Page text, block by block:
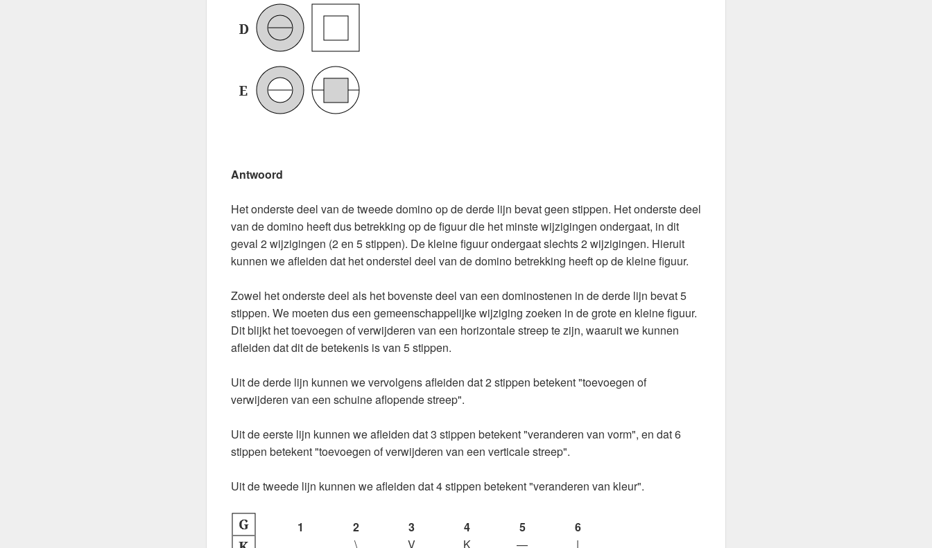
Antwoord
Het onderste deel van de tweede domino op de derde lijn bevat geen stippen. Het onderste deel
van de domino heeft dus betrekking op de figuur die het minste wijzigingen ondergaat, in dit
geval 2 wijzigingen (2 en 5 stippen). De kleine figuur ondergaat slechts 2 wijzigingen. Hieruit
kunnen we afleiden dat het onderstel deel van de domino betrekking heeft op de kleine figuur.
Zowel het onderste deel als het bovenste deel van een dominostenen in de derde lijn bevat 5
stippen. We moeten dus een gemeenschappelijke wijziging zoeken in de grote en kleine figuur.
Dit blijkt het toevoegen of verwijderen van een horizontale streep te zijn, waaruit we kunnen
afleiden dat dit de betekenis is van 5 stippen.
Uit de derde lijn kunnen we vervolgens afleiden dat 2 stippen betekent "toevoegen of
verwijderen van een schuine aflopende streep".
Uit de eerste lijn kunnen we afleiden dat 3 stippen betekent "veranderen van vorm", en dat 6
stippen betekent "toevoegen of verwijderen van een verticale streep".
Uit de tweede lijn kunnen we afleiden dat 4 stippen betekent "veranderen van kleur".
1 2 3 4 5
6
\
V K — |